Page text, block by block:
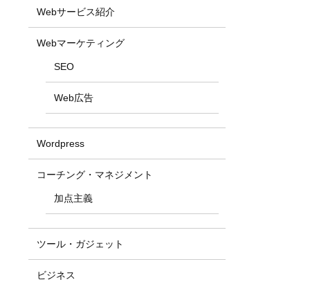
Webサービス紹介
Webマーケティング
SEO
Web広告
Wordpress
コーチング・マネジメント
加点主義
ツール・ガジェット
ビジネス